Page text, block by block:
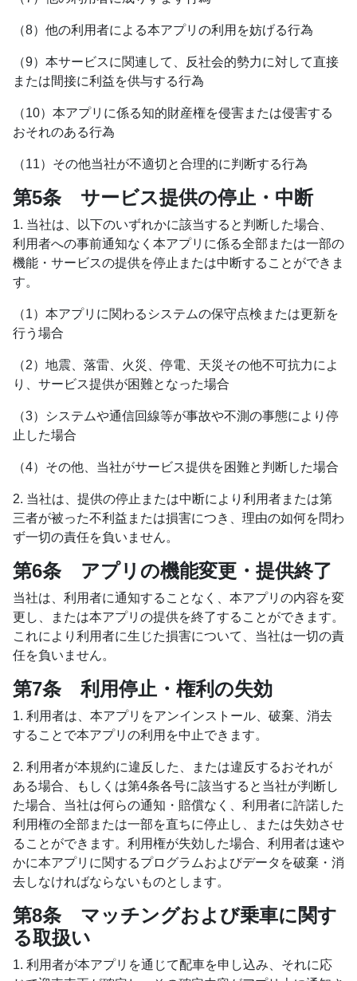
（8）他の利用者による本アプリの利用を妨げる行為
（9）本サービスに関連して、反社会的勢力に対して直接
または間接に利益を供与する行為
（10）本アプリに係る知的財産権を侵害または侵害する
おそれのある行為
（11）その他当社が不適切と合理的に判断する行為
第5条 サービス提供の停止・中断
1. 当社は、以下のいずれかに該当すると判断した場合、
利用者への事前通知なく本アプリに係る全部または一部の
機能・サービスの提供を停止または中断することができま
す。
（1）本アプリに関わるシステムの保守点検または更新を
行う場合
（2）地震、落雷、火災、停電、天災その他不可抗力によ
り、サービス提供が困難となった場合
（3）システムや通信回線等が事故や不測の事態により停
止した場合
（4）その他、当社がサービス提供を困難と判断した場合
2. 当社は、提供の停止または中断により利用者または第
三者が被った不利益または損害につき、理由の如何を問わ
ず一切の責任を負いません。
第6条 アプリの機能変更・提供終了
当社は、利用者に通知することなく、本アプリの内容を変
更し、または本アプリの提供を終了することができます。
これにより利用者に生じた損害について、当社は一切の責
任を負いません。
第7条 利用停止・権利の失効
1. 利用者は、本アプリをアンインストール、破棄、消去
することで本アプリの利用を中止できます。
2. 利用者が本規約に違反した、または違反するおそれが
ある場合、もしくは第4条各号に該当すると当社が判断し
た場合、当社は何らの通知・賠償なく、利用者に許諾した
利用権の全部または一部を直ちに停止し、または失効させ
ることができます。利用権が失効した場合、利用者は速や
かに本アプリに関するプログラムおよびデータを破棄・消
去しなければならないものとします。
第8条 マッチングおよび乗車に関す
る取扱い
1. 利用者が本アプリを通じて配車を申し込み、それに応